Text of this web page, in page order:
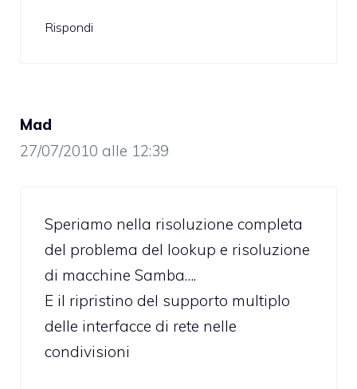
Rispondi
Mad
27/07/2010 alle 12:39
Speriamo nella risoluzione completa
del problema del lookup e risoluzione
di macchine Samba….
E il ripristino del supporto multiplo
delle interfacce di rete nelle
condivisioni